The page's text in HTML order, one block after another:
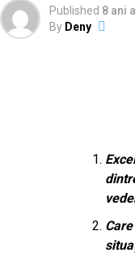
Published 8 ani
By Deny